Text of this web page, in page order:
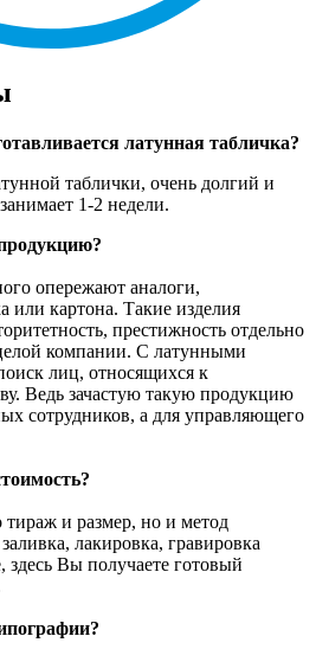
латунная табличка?
таблички, очень долгий и
1-2 недели.
опережают аналоги,
или картона. Такие изделия
престижность отдельно
компании. С латунными
лиц, относящихся к
Ведь зачастую такую продукцию
сотрудников, а для управляющего
тираж и размер, но и метод
лакировка, гравировка
Вы получаете готовый